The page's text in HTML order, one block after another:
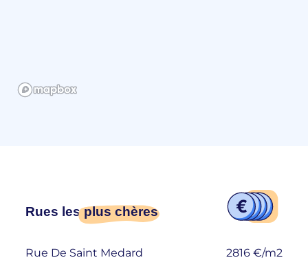
Rues lesplus chères
Rue De Saint Medard 2816 €/m2